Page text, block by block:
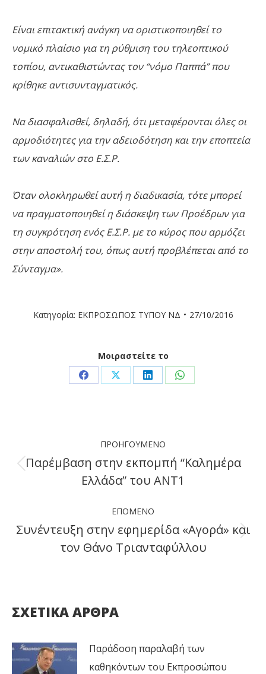
Είναι επιτακτική ανάγκη να οριστικοποιηθεί το
νομικό πλαίσιο για τη ρύθμιση του τηλεοπτικού
τοπίου, αντικαθιστώντας τον “νόμο Παππά” που
κρίθηκε αντισυνταγματικός.
Να διασφαλισθεί, δηλαδή, ότι μεταφέρονται όλες οι
αρμοδιότητες για την αδειοδότηση και την εποπτεία
των καναλιών στο Ε.Σ.Ρ.
Όταν ολοκληρωθεί αυτή η διαδικασία, τότε μπορεί
να πραγματοποιηθεί η διάσκεψη των Προέδρων για
τη συγκρότηση ενός Ε.Σ.Ρ. με το κύρος που αρμόζει
στην αποστολή του, όπως αυτή προβλέπεται από το
Σύνταγμα».
Κατηγορία: ΕΚΠΡΟΣΩΠΟΣ ΤΥΠΟΥ ΝΔ 27/10/2016
Μοιραστείτε το
Share Share Share Share
navigation
ΠΡΟΗΓΟΎΜΕΝΟ
Previous
Παρέμβαση στην εκπομπή “Καλημέρα
Ελλάδα” του ΑΝΤ1
ΕΠΌΜΕΝΟ
Next
Συνέντευξη στην εφημερίδα «Αγορά» και
τον Θάνο Τριανταφύλλου
ΣΧΕΤΙΚΑ ΑΡΘΡΑ
Παράδοση παραλαβή των
καθηκόντων του Εκπροσώπου